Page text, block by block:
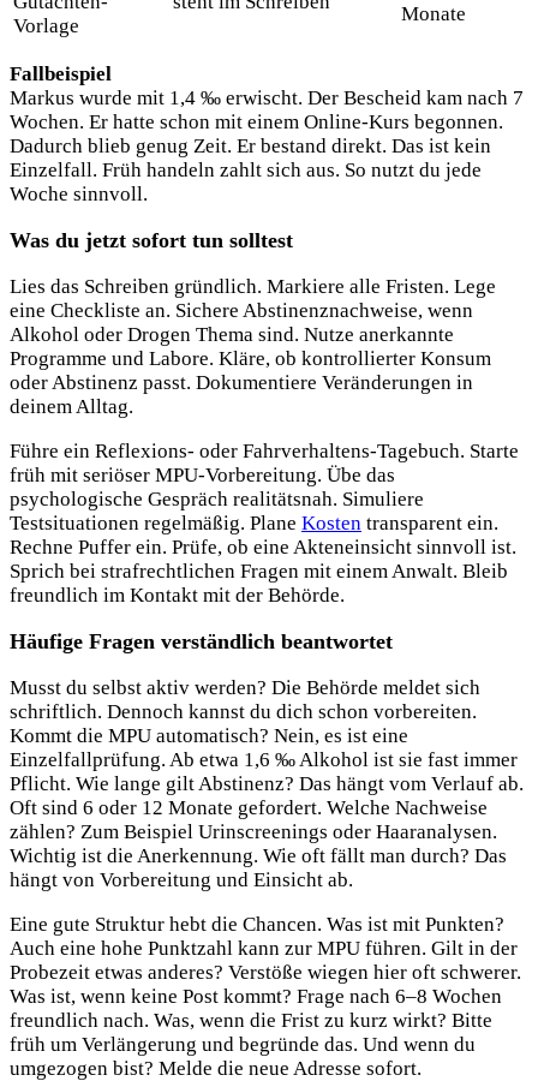
Vorlage
Monate
Fallbeispiel
Markus wurde mit 1,4 ‰ erwischt. Der Bescheid kam nach 7
Wochen. Er hatte schon mit einem Online-Kurs begonnen.
Dadurch blieb genug Zeit. Er bestand direkt. Das ist kein
Einzelfall. Früh handeln zahlt sich aus. So nutzt du jede
Woche sinnvoll.
Was du jetzt sofort tun solltest
Lies das Schreiben gründlich. Markiere alle Fristen. Lege
eine Checkliste an. Sichere Abstinenznachweise, wenn
Alkohol oder Drogen Thema sind. Nutze anerkannte
Programme und Labore. Kläre, ob kontrollierter Konsum
oder Abstinenz passt. Dokumentiere Veränderungen in
deinem Alltag.
Führe ein Reflexions- oder Fahrverhaltens-Tagebuch. Starte
früh mit seriöser MPU-Vorbereitung. Übe das
psychologische Gespräch realitätsnah. Simuliere
Testsituationen regelmäßig. Plane Kosten transparent ein.
Rechne Puffer ein. Prüfe, ob eine Akteneinsicht sinnvoll ist.
Sprich bei strafrechtlichen Fragen mit einem Anwalt. Bleib
freundlich im Kontakt mit der Behörde.
Häufige Fragen verständlich beantwortet
Musst du selbst aktiv werden? Die Behörde meldet sich
schriftlich. Dennoch kannst du dich schon vorbereiten.
Kommt die MPU automatisch? Nein, es ist eine
Einzelfallprüfung. Ab etwa 1,6 ‰ Alkohol ist sie fast immer
Pflicht. Wie lange gilt Abstinenz? Das hängt vom Verlauf ab.
Oft sind 6 oder 12 Monate gefordert. Welche Nachweise
zählen? Zum Beispiel Urinscreenings oder Haaranalysen.
Wichtig ist die Anerkennung. Wie oft fällt man durch? Das
hängt von Vorbereitung und Einsicht ab.
Eine gute Struktur hebt die Chancen. Was ist mit Punkten?
Auch eine hohe Punktzahl kann zur MPU führen. Gilt in der
Probezeit etwas anderes? Verstöße wiegen hier oft schwerer.
Was ist, wenn keine Post kommt? Frage nach 6–8 Wochen
freundlich nach. Was, wenn die Frist zu kurz wirkt? Bitte
früh um Verlängerung und begründe das. Und wenn du
umgezogen bist? Melde die neue Adresse sofort.